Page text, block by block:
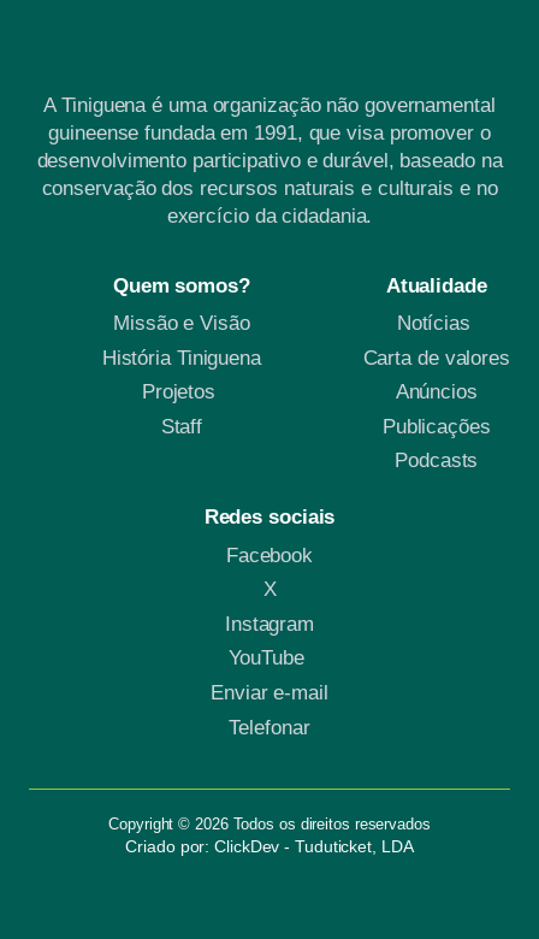
A Tiniguena é uma organização não governamental
guineense fundada em 1991, que visa promover o
desenvolvimento participativo e durável, baseado na
conservação dos recursos naturais e culturais e no
exercício da cidadania.
Quem somos?
Missão e Visão
História Tiniguena
Projetos
Staff
Atualidade
Notícias
Carta de valores
Anúncios
Publicações
Podcasts
Redes sociais
Facebook
X
Instagram
YouTube
Enviar e-mail
Telefonar
Copyright © 2026 Todos os direitos reservados
Criado por: ClickDev - Tuduticket, LDA